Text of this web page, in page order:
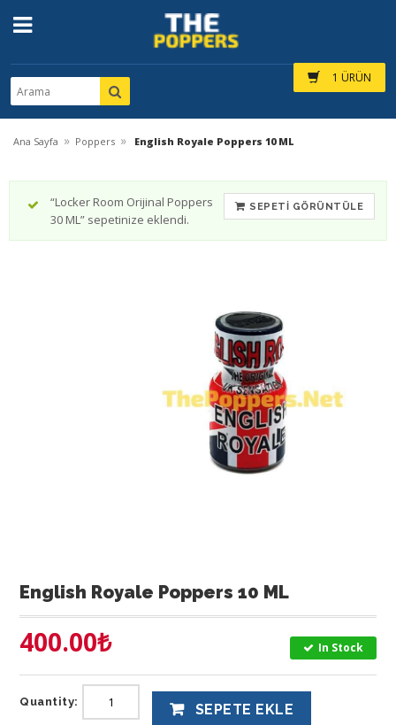
1 ÜRÜN
Ana Sayfa » Poppers » English Royale Poppers 10 ML
SEPETI GÖRÜNTÜLE
“Locker Room Orijinal Poppers
30 ML” sepetinize eklendi.
English Royale Poppers 10 ML
400.00₺ In Stock
Quantity: SEPETE EKLE